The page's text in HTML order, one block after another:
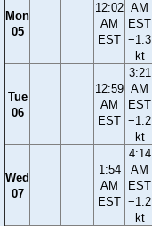
Mon
05
12:02
AM
EST
AM
EST
−1.3
kt
Tue
06
12:59
AM
EST
3:21
AM
EST
−1.2
kt
Wed
07
1:54
AM
EST
4:14
AM
EST
−1.2
kt